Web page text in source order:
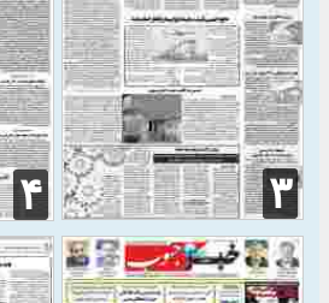
۳ ۴